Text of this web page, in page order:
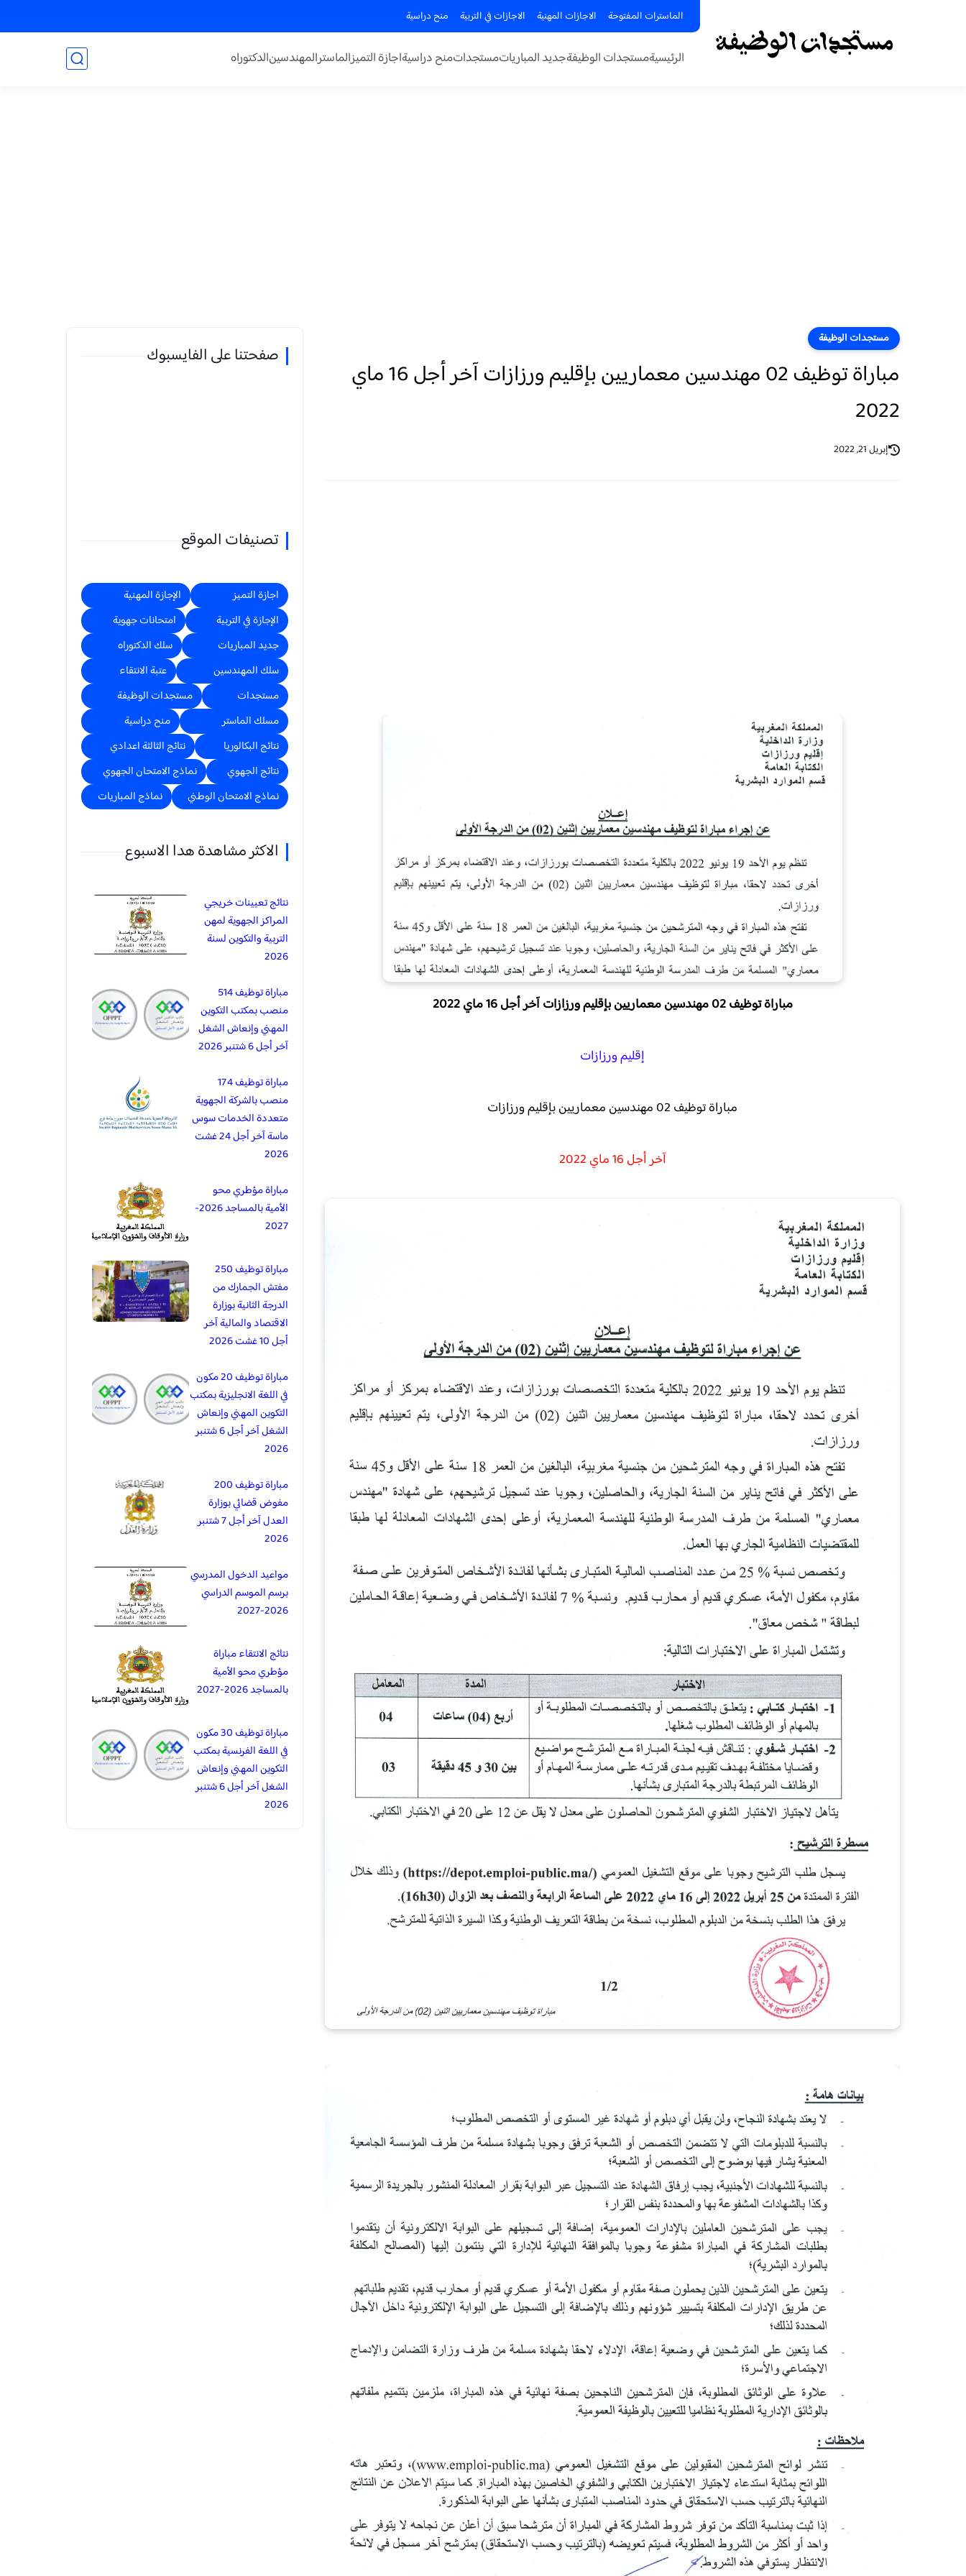
الماسترات المفتوحة الاجازات المهنية الاجازات في التربية منح دراسية
الرئيسيةمستجدات الوظيفةجديد المبارياتمستجداتمنح دراسيةاجازة التميزالماسترالمهندسينالدكتوراه
مستجدات الوظيفة
مباراة توظيف 02 مهندسين معماريين بإقليم ورزازات آخر أجل 16 ماي
2022
إبريل 21, 2022
مباراة توظيف 02 مهندسين معماريين بإقليم ورزازات آخر أجل 16 ماي 2022
إقليم ورزازات
مباراة توظيف 02 مهندسين معماريين بإقليم ورزازات
آخر أجل 16 ماي 2022
صفحتنا على الفايسبوك
تصنيفات الموقع
اجازة التميز
الإجازة المهنية
الإجازة في التربية
امتحانات جهوية
جديد المباريات
سلك الدكتوراه
سلك المهندسين
عتبة الانتقاء
مستجدات
مستجدات الوظيفة
مسلك الماستر
منح دراسية
نتائج البكالوريا
نتائج الثالثة اعدادي
نتائج الجهوي
نماذج الامتحان الجهوي
نماذج الامتحان الوطني
نماذج المباريات
الاكثر مشاهدة هدا الاسبوع
نتائج تعيينات خريجي
المراكز الجهوية لمهن
التربية والتكوين لسنة
2026
مباراة توظيف 514
منصب بمكتب التكوين
المهني وإنعاش الشغل
آخر أجل 6 شتنبر 2026
مباراة توظيف 174
منصب بالشركة الجهوية
متعددة الخدمات سوس
ماسة آخر أجل 24 غشت
2026
مباراة مؤطري محو
الأمية بالمساجد 2026-
2027
مباراة توظيف 250
مفتش الجمارك من
الدرجة الثانية بوزارة
الاقتصاد والمالية آخر
أجل 10 غشت 2026
مباراة توظيف 20 مكون
في اللغة الانجليزية بمكتب
التكوين المهني وإنعاش
الشغل آخر أجل 6 شتنبر
2026
مباراة توظيف 200
مفوض قضائي بوزارة
العدل آخر أجل 7 شتنبر
2026
مواعيد الدخول المدرسي
برسم الموسم الدراسي
2026-2027
نتائج الانتقاء مباراة
مؤطري محو الأمية
بالمساجد 2026-2027
مباراة توظيف 30 مكون
في اللغة الفرنسية بمكتب
التكوين المهني وإنعاش
الشغل آخر أجل 6 شتنبر
2026